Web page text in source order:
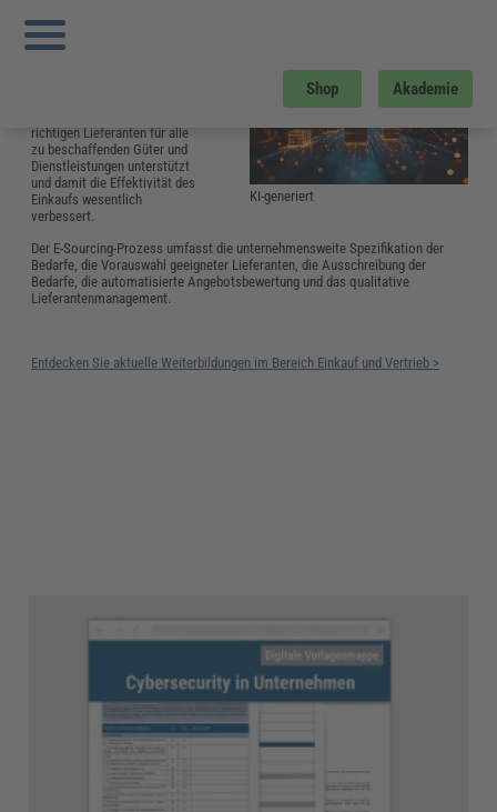
Shop Akademie
Sie sind hier:
E-Sourcing
KI-generiert
richtigen Lieferanten für alle
zu beschaffenden Güter und
Dienstleistungen unterstützt
und damit die Effektivität des
Einkaufs wesentlich
verbessert.
Der E-Sourcing-Prozess umfasst die unternehmensweite Spezifikation der
Bedarfe, die Vorauswahl geeigneter Lieferanten, die Ausschreibung der
Bedarfe, die automatisierte Angebotsbewertung und das qualitative
Lieferantenmanagement.
Entdecken Sie aktuelle Weiterbildungen im Bereich Einkauf und Vertrieb >